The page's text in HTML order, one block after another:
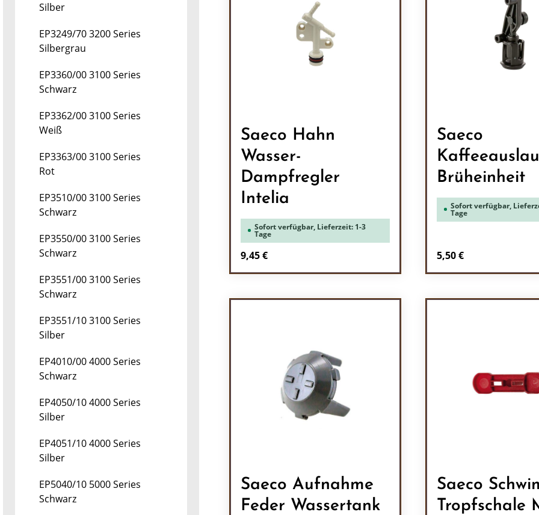
Silber
EP3249/70 3200 Series
Silbergrau
EP3360/00 3100 Series
Schwarz
EP3362/00 3100 Series
Weiß
EP3363/00 3100 Series
Rot
EP3510/00 3100 Series
Schwarz
EP3550/00 3100 Series
Schwarz
EP3551/00 3100 Series
Schwarz
EP3551/10 3100 Series
Silber
EP4010/00 4000 Series
Schwarz
EP4050/10 4000 Series
Silber
EP4051/10 4000 Series
Silber
EP5040/10 5000 Series
Schwarz
Saeco Hahn
Wasser-
Dampfregler
Intelia
Sofort verfügbar, Lieferzeit: 1-3
Tage
Regulärer Preis:
9,45 €
Saeco
Brüheinheit
Sofort verfügbar,
Tage
Regulärer Preis:
5,50 €
Saeco Aufnahme
Feder Wassertank
Saeco
Tropfschale